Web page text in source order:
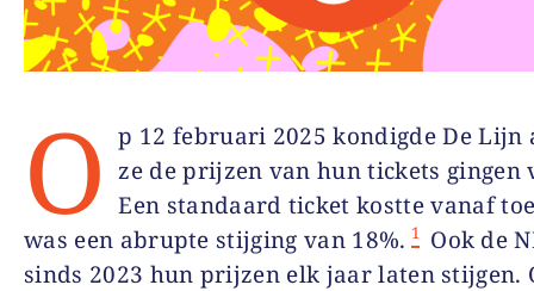
O p 12 februari 2025 kondigde De Lijn
ze de prijzen van hun tickets gingen
Een standaard ticket kostte vanaf
was een abrupte stijging van 18%. 1 Ook de
sinds 2023 hun prijzen elk jaar laten stijgen.